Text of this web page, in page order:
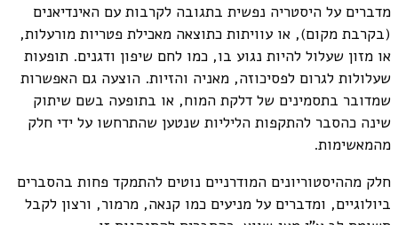
מדברים על היסטריה נפשית בתגובה לקרבות עם האינדיאנים
(בקרבת מקום), או עוויתות כתוצאה מאכילת פטריות מורעלות,
או מזון שעלול להיות נגוע בו, כמו לחם שיפון ודגנים. תופעות
שעלולות לגרום לפסיכוזה, מאניה והזיות. הוצעה גם האפשרות
שמדובר בתסמינים של דלקת המוח, או בתופעה בשם שיתוק
שינה כהסבר להתקפות הליליות שנטען שהתרחשו על ידי חלק
מהמאשימות.
חלק מההיסטוריונים המודרניים נוטים להתמקד פחות בהסברים
ביולוגיים, ומדברים על מניעים כמו קנאה, מרמור, ורצון לקבל